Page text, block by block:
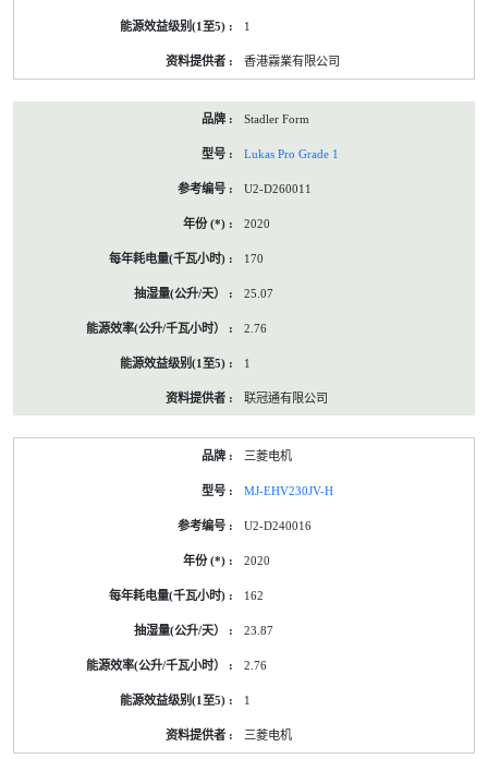
1
香港霧業有限公司
Stadler Form
Lukas Pro Grade 1
U2-D260011
2020
170
25.07
2.76
1
联冠通有限公司
三菱电机
MJ-EHV230JV-H
U2-D240016
2020
162
23.87
2.76
1
三菱电机